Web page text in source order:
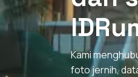
Kami
foto jernih,